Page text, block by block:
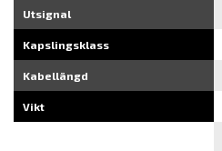
Utsignal
Kapslingsklass
Kabellängd
Vikt